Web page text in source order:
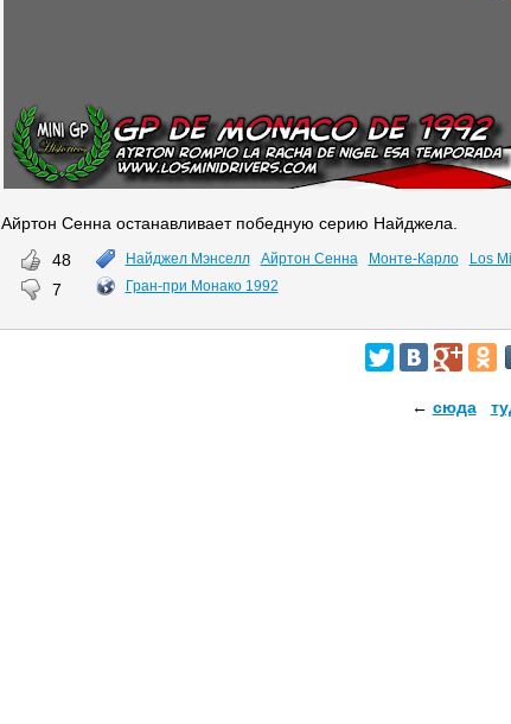
Айртон Сенна останавливает победную серию Найджела.
48
7
Найджел Мэнселл Айртон Сенна Монте-Карло
Los
Гран-при Монако 1992
← сюда